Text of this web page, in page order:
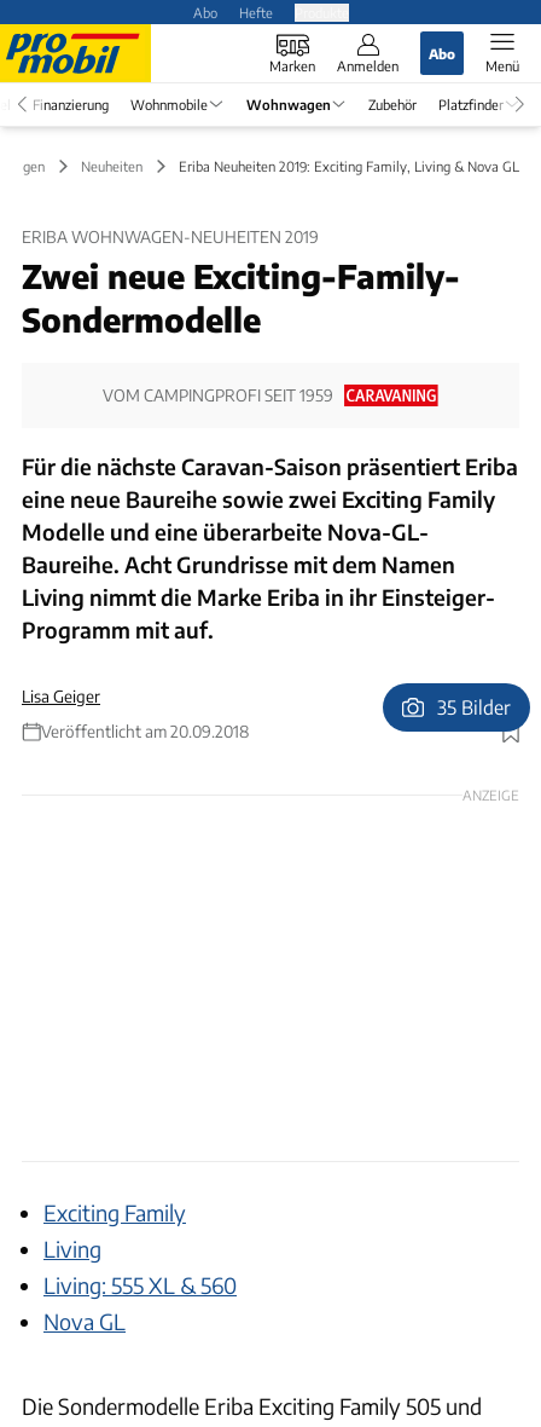
Abo Hefte
Marken Anmelden
Abo
Menü
Finanzierung Wohnmobile Wohnwagen Zubehör Platzfinder
Neuheiten Eriba Neuheiten 2019: Exciting Family, Living & Nova GL
ERIBA WOHNWAGEN-NEUHEITEN 2019
Zwei neue Exciting-Family-
Sondermodelle
VOM CAMPINGPROFI SEIT 1959
Für die nächste Caravan-Saison präsentiert Eriba
eine neue Baureihe sowie zwei Exciting Family
Modelle und eine überarbeite Nova-GL-
Baureihe. Acht Grundrisse mit dem Namen
Living nimmt die Marke Eriba in ihr Einsteiger-
Programm mit auf.
Lisa Geiger
Veröffentlicht am 20.09.2018
Foto: Hymer Eriba
35 Bilder
ANZEIGE
Exciting Family
Living
Living: 555 XL & 560
Nova GL
Die Sondermodelle Eriba Exciting Family 505 und